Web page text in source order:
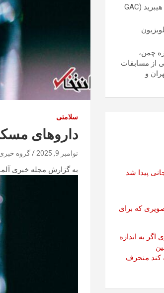
سلامتی
داروهای
نوامبر 9, 2025 گروه خبری
به گزارش مجله خبری آلما
بررسی کراس‌اوور هیبریدی جی ای سی امکو هیبرید (GAC
چمن،
از مسابقات
و
پیدا شد
که برای
به اندازه
کند منحرف